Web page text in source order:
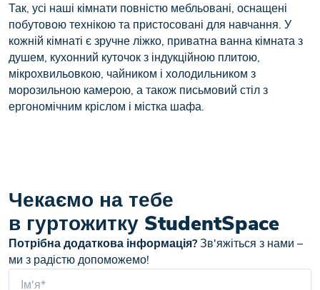
Так, усі наші кімнати повністю мебльовані, оснащені
побутовою технікою та пристосовані для навчання. У
кожній кімнаті є зручне ліжко, приватна ванна кімната з
душем, кухонний куточок з індукційною плитою,
мікрохвильовкою, чайником і холодильником з
морозильною камерою, а також письмовий стіл з
ергономічним кріслом і містка шафа.
Чекаємо на тебе
в гуртожитку StudentSpace
Потрібна додаткова інформація?Зв'яжіться з нами –
ми з радістю допоможемо!